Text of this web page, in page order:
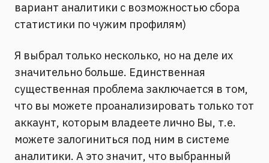
вариант аналитики с возможностью сбора
статистики по чужим профилям)
Я выбрал только несколько, но на деле их
значительно больше. Единственная
существенная проблема заключается в том,
что вы можете проанализировать только тот
аккаунт, которым владеете лично Вы, т.е.
можете залогиниться под ним в системе
аналитики. А это значит, что выбранный